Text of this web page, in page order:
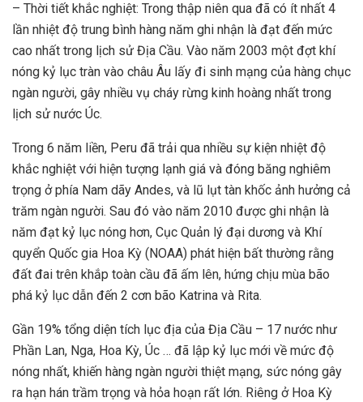
– Thời tiết khắc nghiệt: Trong thập niên qua đã có ít nhất 4
lần nhiệt độ trung bình hàng năm ghi nhận là đạt đến mức
cao nhất trong lịch sử Địa Cầu. Vào năm 2003 một đợt khí
nóng kỷ lục tràn vào châu Âu lấy đi sinh mạng của hàng chục
ngàn người, gây nhiều vụ cháy rừng kinh hoàng nhất trong
lịch sử nước Úc.
Trong 6 năm liền, Peru đã trải qua nhiều sự kiện nhiệt độ
khắc nghiệt với hiện tượng lạnh giá và đóng băng nghiêm
trọng ở phía Nam dãy Andes, và lũ lụt tàn khốc ảnh hưởng cả
trăm ngàn người. Sau đó vào năm 2010 được ghi nhận là
năm đạt kỷ lục nóng hơn, Cục Quản lý đại dương và Khí
quyển Quốc gia Hoa Kỳ (NOAA) phát hiện bất thường rằng
đất đai trên khắp toàn cầu đã ấm lên, hứng chịu mùa bão
phá kỷ lục dẫn đến 2 cơn bão Katrina và Rita.
Gần 19% tổng diện tích lục địa của Địa Cầu – 17 nước như
Phần Lan, Nga, Hoa Kỳ, Úc … đã lập kỷ lục mới về mức độ
nóng nhất, khiến hàng ngàn người thiệt mạng, sức nóng gây
ra hạn hán trầm trọng và hỏa hoạn rất lớn. Riêng ở Hoa Kỳ